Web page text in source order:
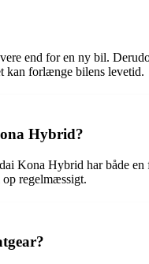
end for en ny bil.
kan forlænge bilens levetid.
Hybrid?
Kona Hybrid har både
regelmæssigt.